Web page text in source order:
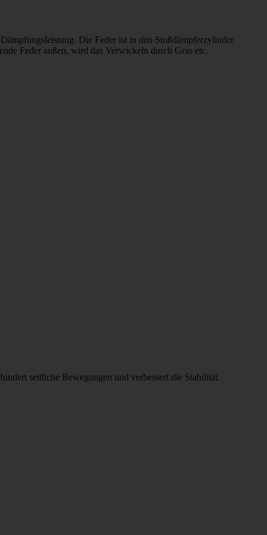
Die Feder ist in den Stoßdämpferzylinder
Feder außen, wird das Verwickeln durch Gras etc.
seitliche Bewegungen und verbessert die Stabilität.